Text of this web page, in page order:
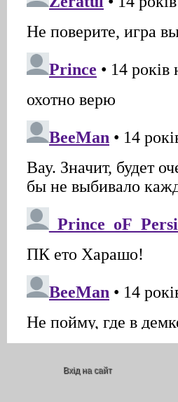
Вхід на сайт